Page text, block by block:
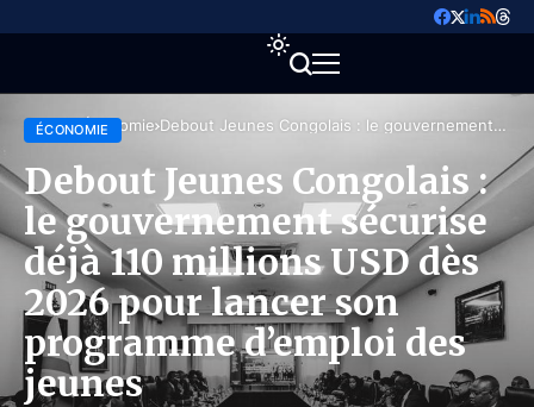
Accueil Économie Debout Jeunes Congolais : le gouvernement
ÉCONOMIE
Debout Jeunes Congolais :
le gouvernement sécurise
déjà 110 millions USD dès
2026 pour lancer son
programme d’emploi des
jeunes